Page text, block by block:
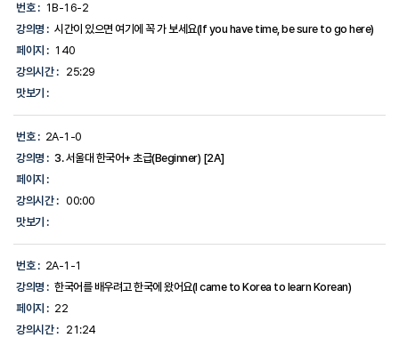
번호 : 1B-16-2
강의명 : 시간이 있으면 여기에 꼭 가 보세요(If you have time, be sure to go here)
페이지 : 140
강의시간 :
25:29
맛보기 :
번호 : 2A-1-0
강의명 : 3. 서울대 한국어+ 초급(Beginner) [2A]
페이지 :
강의시간 : 00:00
맛보기 :
번호 : 2A-1-1
강의명 : 한국어를 배우려고 한국에 왔어요(I came to Korea to learn Korean)
페이지 : 22
강의시간 :
21:24